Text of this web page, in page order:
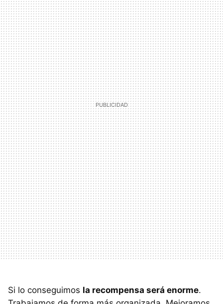
Si lo conseguimos la recompensa será enorme.